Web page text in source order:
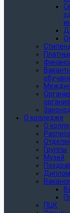
О колледже
О
Группы
Музей
ПЦК